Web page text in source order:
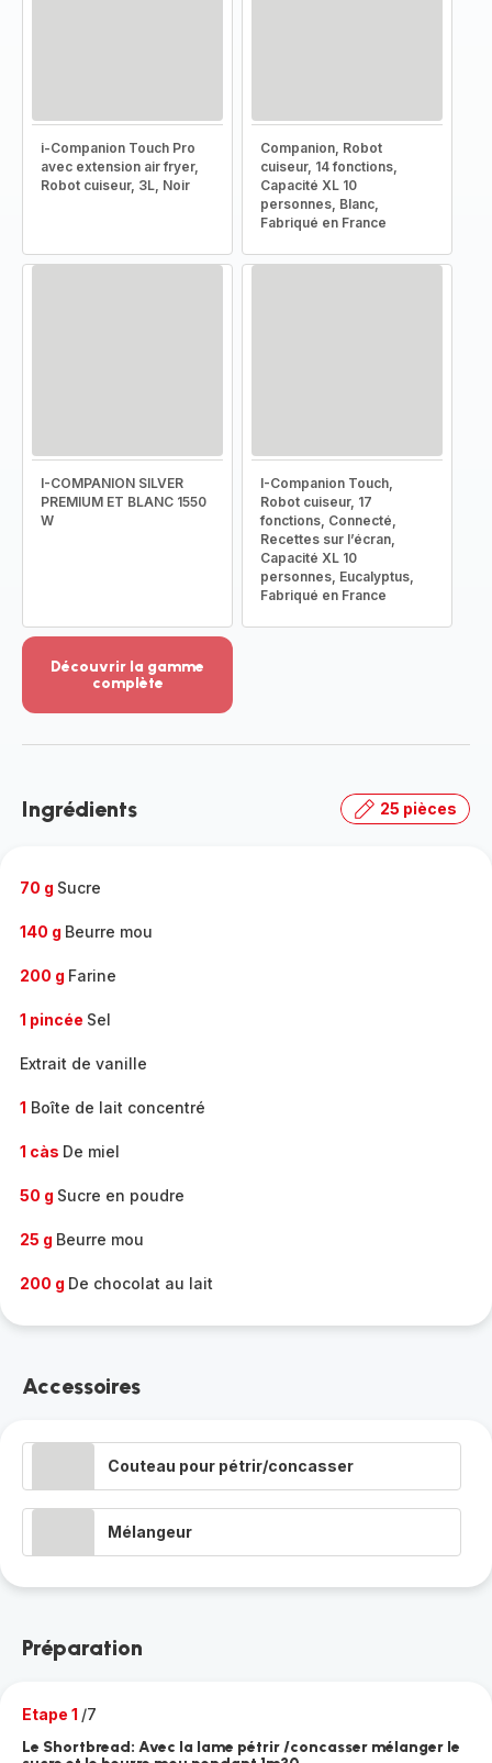
i-Companion Touch Pro
avec extension air fryer,
Robot cuiseur, 3L, Noir
Companion, Robot
cuiseur, 14 fonctions,
Capacité XL 10
personnes, Blanc,
Fabriqué en France
I-COMPANION SILVER
PREMIUM ET BLANC 1550
W
I-Companion Touch,
Robot cuiseur, 17
fonctions, Connecté,
Recettes sur l’écran,
Capacité XL 10
personnes, Eucalyptus,
Fabriqué en France
Découvrir la gamme
complète
-
gamme
Ingrédients 25 pièces
70 g Sucre
140 g Beurre mou
200 g Farine
1 pincée Sel
Extrait de vanille
1 Boîte de lait concentré
1 càs De miel
50 g Sucre en poudre
25 g Beurre mou
200 g De chocolat au lait
Accessoires
Couteau pour pétrir/concasser
Mélangeur
Préparation
Etape 1 /7
Le Shortbread: Avec la lame pétrir /concasser mélanger le